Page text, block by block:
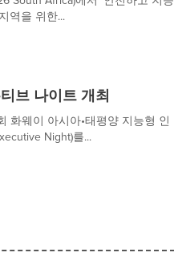
역을 위한...
브 나이트 개최
화웨이 아시아•태평양 지능형 인
Night)를...